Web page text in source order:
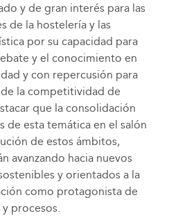
y de gran interés para las
de la hostelería y las
por su capacidad para
y el conocimiento en
y con repercusión para
la competitividad de
que la consolidación
de esta temática en el salón
de estos ámbitos,
avanzando hacia nuevos
y orientados a la
como protagonista de
procesos.